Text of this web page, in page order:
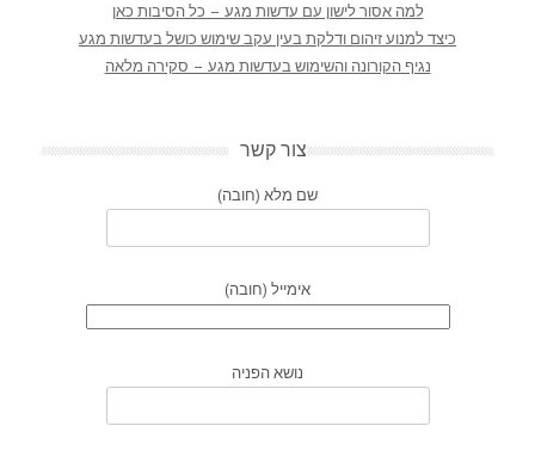
למה אסור לישון עם עדשות מגע – כל הסיבות כאן
כיצד למנוע זיהום ודלקת בעין עקב שימוש כושל בעדשות מגע
נגיף הקורונה והשימוש בעדשות מגע – סקירה מלאה
צור קשר
שם מלא (חובה)
אימייל (חובה)
נושא הפניה